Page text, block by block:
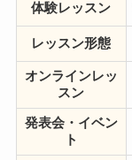
体験レッスン
レッスン形態
オンラインレッ
スン
発表会・イベン
ト